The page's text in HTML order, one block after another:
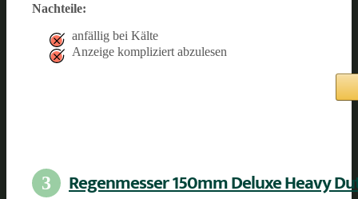
Nachteile:
anfällig bei Kälte
Anzeige kompliziert abzulesen
3 Regenmesser 150mm Deluxe Heavy